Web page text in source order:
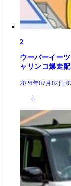
2
ウーバーイー
ャリンコ爆走配
2026年07月02日